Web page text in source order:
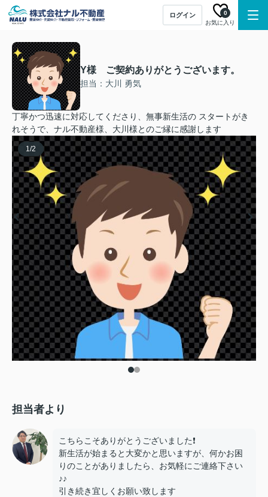
ログイン
お気に入り
0
Y様 ご契約ありがとうございます。
担当：大川 勇気
丁寧かつ迅速に対応してくださり、無事新生活の スタートがき
れそうで、ナル不動産様、大川様とのご縁に感謝します
1/2
担当者より
こちらこそありがとうございました❗️
新生活が始まると大変かと思いますが、何かお困
りのことがありましたら、お気軽にご連絡下さい
♪♪
引き続き宜しくお願い致します